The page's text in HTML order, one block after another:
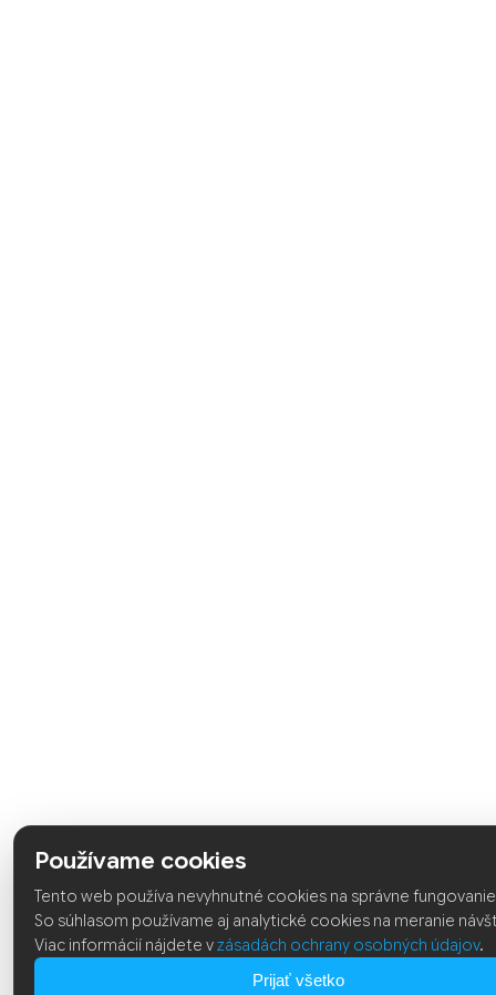
Používame cookies
Tento web používa nevyhnutné cookies na správne
So súhlasom používame aj analytické cookies na meranie
Viac informácií nájdete vzásadách ochrany osobných údajov.
Prijať všetko